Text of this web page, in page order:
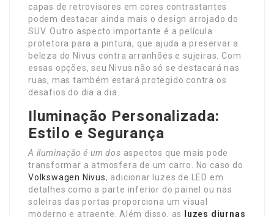
capas de retrovisores em cores contrastantes
podem destacar ainda mais o design arrojado do
SUV. Outro aspecto importante é a película
protetora para a pintura, que ajuda a preservar a
beleza do Nivus contra arranhões e sujeiras. Com
essas opções, seu Nivus não só se destacará nas
ruas, mas também estará protegido contra os
desafios do dia a dia.
Iluminação Personalizada:
Estilo e Segurança
A iluminação é um dos aspectos que mais pode
transformar a atmosfera de um carro. No caso do
Volkswagen Nivus, adicionar luzes de LED em
detalhes como a parte inferior do painel ou nas
soleiras das portas proporciona um visual
moderno e atraente. Além disso, as
luzes diurnas